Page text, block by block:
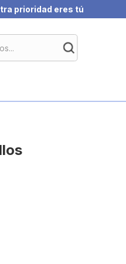
prioridad eres tú